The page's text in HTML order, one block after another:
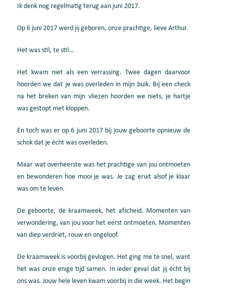
Ik denk nog regelmatig terug aan juni 2017.
Op 6 juni 2017 werd jij geboren, onze prachtige, lieve Arthur.
Het was stil, te stil…
Het kwam niet als een verrassing. Twee dagen daarvoor
hoorden we dat je was overleden in mijn buik. Bij een check
na het breken van mijn vliezen hoorden we niets, je hartje
was gestopt met kloppen.
En toch was er op 6 juni 2017 bij jouw geboorte opnieuw de
schok dat je écht was overleden.
Maar wat overheerste was het prachtige van jou ontmoeten
en bewonderen hoe mooi je was. Je zag eruit alsof je klaar
was om te leven.
De geboorte, de kraamweek, het afscheid. Momenten van
verwondering, van jou voor het eerst ontmoeten. Momenten
van diep verdriet, rouw en ongeloof.
De kraamweek is voorbij gevlogen. Het ging me te snel, want
het was onze enige tijd samen. In ieder geval dat jij écht bij
ons was. Jouw hele leven kwam voorbij in die week. Het begin